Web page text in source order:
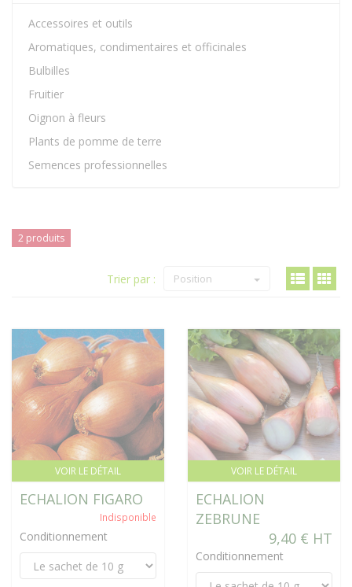
Accessoires et outils
Aromatiques, condimentaires et officinales
Bulbilles
Fruitier
Oignon à fleurs
Plants de pomme de terre
Semences professionnelles
2 produits
Trier par : Position
VOIR LE DÉTAIL
ECHALION FIGARO
Indisponible
Conditionnement
VOIR LE DÉTAIL
ECHALION
ZEBRUNE
9,40 € HT
Conditionnement